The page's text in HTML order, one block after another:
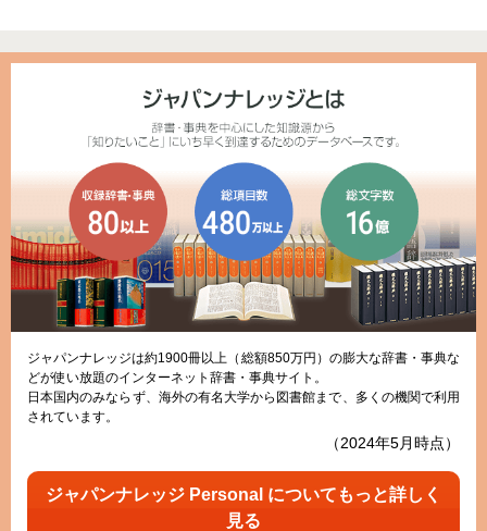
ジャパンナレッジは約1900冊以上（総額850万円）の膨大な辞書・事典な
どが使い放題のインターネット辞書・事典サイト。
日本国内のみならず、海外の有名大学から図書館まで、多くの機関で利用
されています。
（2024年5月時点）
ジャパンナレッジ Personal についてもっと詳しく
見る